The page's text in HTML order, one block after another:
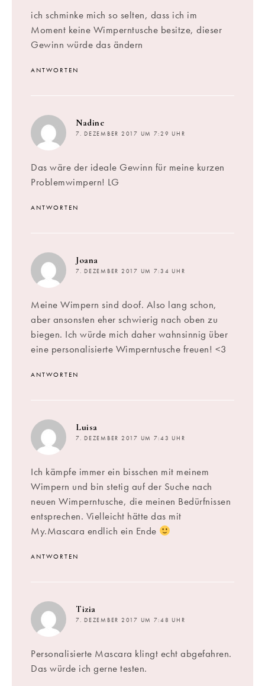
ich schminke mich so selten, dass ich im
Moment keine Wimperntusche besitze, dieser
Gewinn würde das ändern
ANTWORTEN
Nadine
7. DEZEMBER 2017 UM 7:29 UHR
Das wäre der ideale Gewinn für meine kurzen
Problemwimpern! LG
ANTWORTEN
Joana
7. DEZEMBER 2017 UM 7:34 UHR
Meine Wimpern sind doof. Also lang schon,
aber ansonsten eher schwierig nach oben zu
biegen. Ich würde mich daher wahnsinnig über
eine personalisierte Wimperntusche freuen! <3
ANTWORTEN
Luisa
7. DEZEMBER 2017 UM 7:43 UHR
Ich kämpfe immer ein bisschen mit meinem
Wimpern und bin stetig auf der Suche nach
neuen Wimperntusche, die meinen Bedürfnissen
entsprechen. Vielleicht hätte das mit
My.Mascara endlich ein Ende
ANTWORTEN
Tizia
7. DEZEMBER 2017 UM 7:48 UHR
Personalisierte Mascara klingt echt abgefahren.
Das würde ich gerne testen.